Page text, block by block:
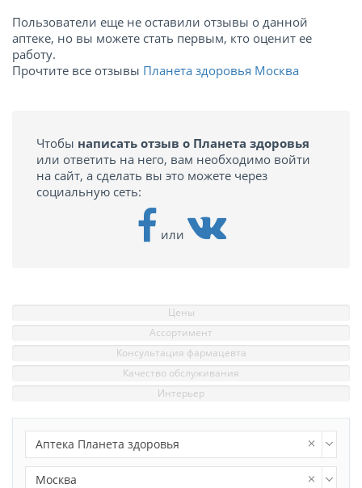
Пользователи еще не оставили отзывы о данной
аптеке, но вы можете стать первым, кто оценит ее
работу.
Прочтите все отзывы Планета здоровья Москва
Чтобы написать отзыв о Планета здоровья
или ответить на него, вам необходимо войти
на сайт, а сделать вы это можете через
социальную сеть:
или
Цены
Ассортимент
Консультация фармацевта
Качество обслуживания
Интерьер
Аптека Планета здоровья
Москва